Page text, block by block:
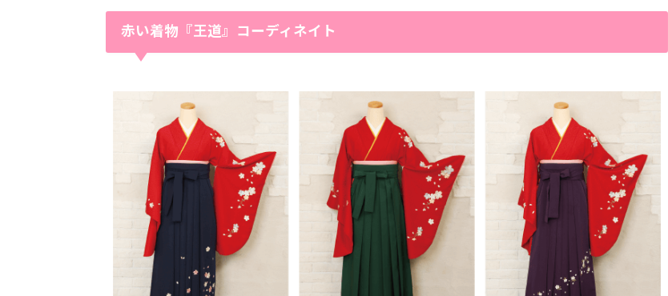
赤い着物『王道』コーディネイト